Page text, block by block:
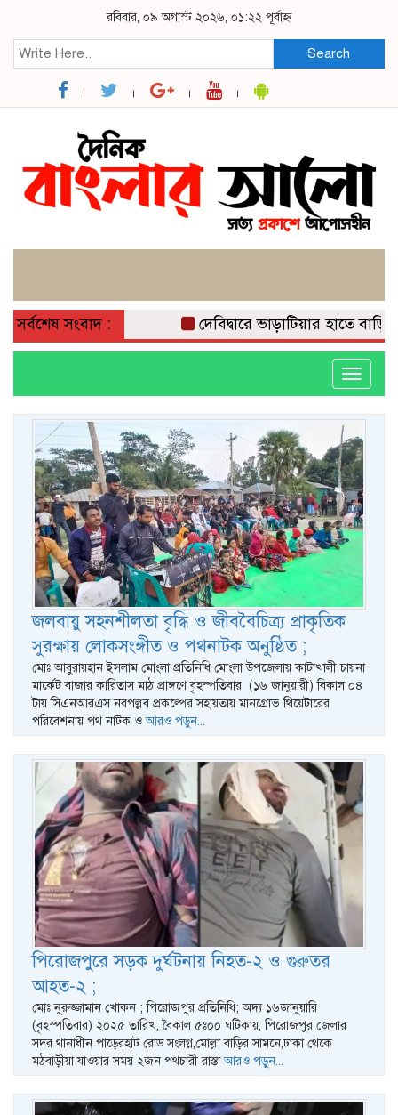
রবিবার, ০৯ অগাস্ট ২০২৬, ০১:২২ পূর্বাহ্ন
Search
সর্বশেষ সংবাদ : দেবিদ্বারে ভাড়াটিয়ার হাতে
Toggle
জলবায়ু সহনশীলতা বৃদ্ধি ও জীববৈচিত্র্য প্রাকৃতিক
সুরক্ষায় লোকসংঙ্গীত ও পথনাটক অনুষ্ঠিত ;
মোঃ আবুরায়হান ইসলাম মোংলা প্রতিনিধি মোংলা উপজেলায় কাটাখালী চায়না
মার্কেট বাজার কারিতাস মাঠ প্রাঙ্গণে বৃহস্পতিবার (১৬ জানুয়ারী) বিকাল ০৪
টায় সিএনআরএস নবপল্লব প্রকল্পের সহায়তায় মানগ্রোভ থিয়েটারের
পরিবেশনায় পথ নাটক ওআরও পড়ুন...
পিরোজপুরে সড়ক দুর্ঘটনায় নিহত-২ ও গুরুতর
আহত-২ ;
মোঃ নুরুজ্জামান খোকন ; পিরোজপুর প্রতিনিধি; অদ্য ১৬জানুয়ারি
(বৃহস্পতিবার) ২০২৫ তারিখ, বৈকাল ৫ঃ০০ ঘটিকায়, পিরোজপুর জেলার
সদর থানাধীন পাড়েরহাট রোড সংলগ্ন,মোল্লা বাড়ির সামনে,ঢাকা থেকে
মঠবাড়ীয়া যাওয়ার সময় ২জন পথচারী রাস্তাআরও পড়ুন...